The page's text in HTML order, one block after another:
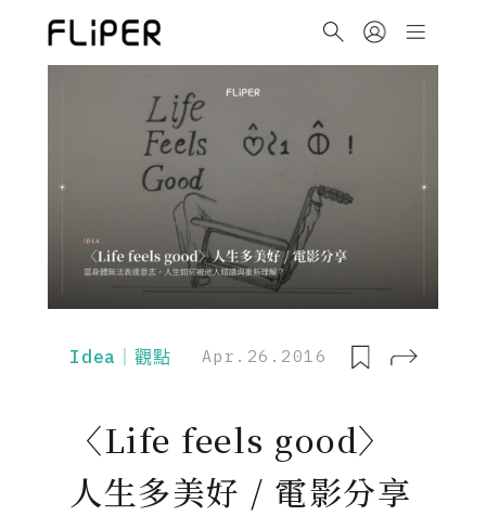
Idea｜觀點 Apr.26.2016
〈Life feels good〉
人生多美好 / 電影分享